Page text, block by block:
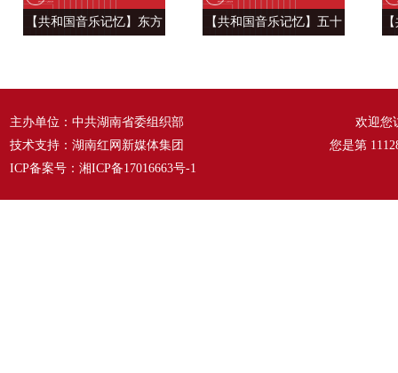
【共和国音乐记忆】东方
【共和国音乐记忆】五十
主办单位：中共湖南省委组织部
技术支持：湖南红网新媒体集团
ICP备案号： 湘ICP备17016663号-1
欢迎您
您是第